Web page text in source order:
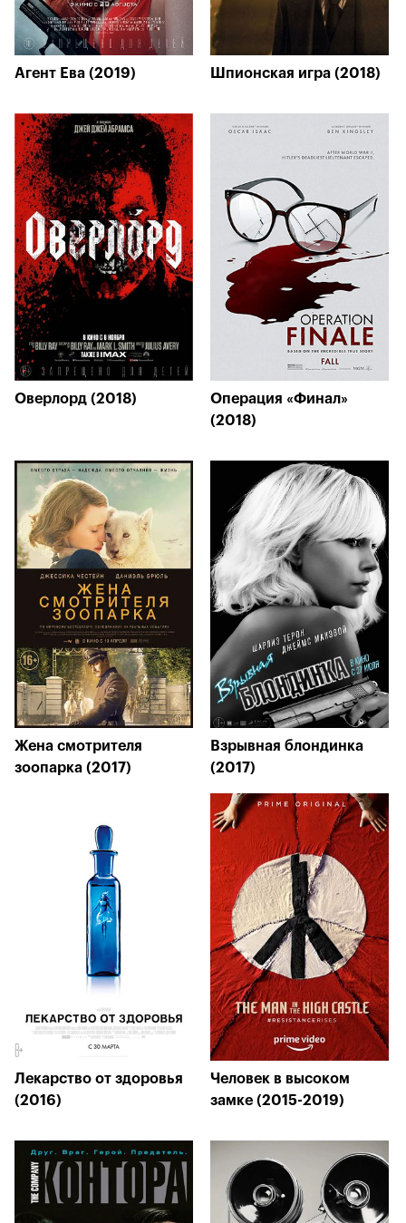
Агент Ева (2019) Шпионская игра (2018)
Оверлорд (2018)
Операция «Финал»
(2018)
Жена смотрителя
зоопарка (2017)
Взрывная блондинка
(2017)
Лекарство от здоровья
(2016)
Человек в высоком
замке (2015-2019)